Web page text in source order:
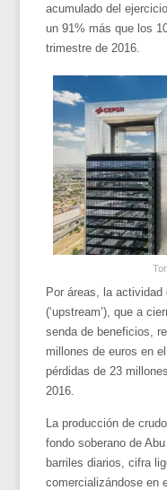
acumulado del
un 91% más que los
trimestre de 2016.
Por áreas, la
(‘upstream’), que a
senda de beneficios,
millones de euros en
pérdidas de 23
2016.
La producción de
fondo soberano de
barriles diarios, cifra
comercializándose en